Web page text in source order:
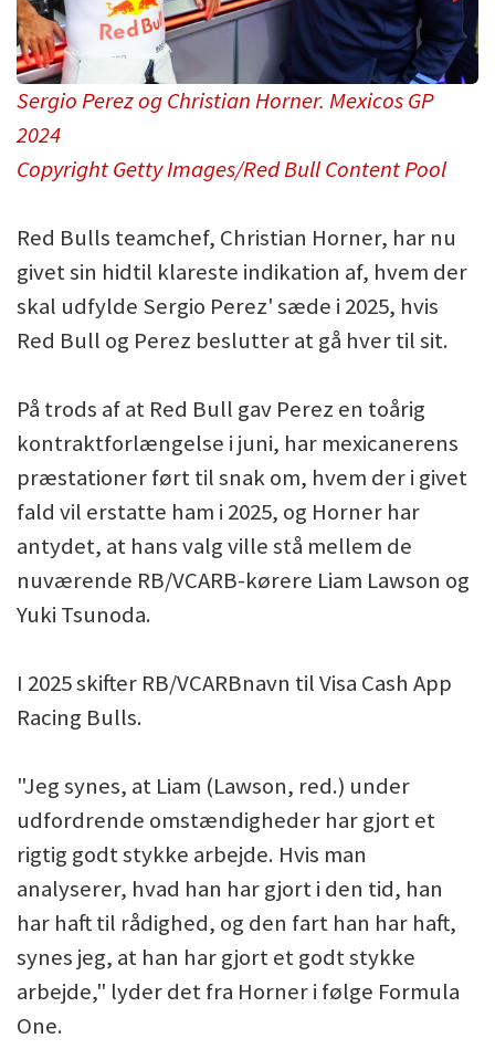
Sergio Perez og Christian Horner. Mexicos GP
2024
Copyright Getty Images/Red Bull Content Pool
Red Bulls teamchef, Christian Horner, har nu
givet sin hidtil klareste indikation af, hvem der
skal udfylde Sergio Perez' sæde i 2025, hvis
Red Bull og Perez beslutter at gå hver til sit.
På trods af at Red Bull gav Perez en toårig
kontraktforlængelse i juni, har mexicanerens
præstationer ført til snak om, hvem der i givet
fald vil erstatte ham i 2025, og Horner har
antydet, at hans valg ville stå mellem de
nuværende RB/VCARB-kørere Liam Lawson og
Yuki Tsunoda.
I 2025 skifter RB/VCARBnavn til Visa Cash App
Racing Bulls.
"Jeg synes, at Liam (Lawson, red.) under
udfordrende omstændigheder har gjort et
rigtig godt stykke arbejde. Hvis man
analyserer, hvad han har gjort i den tid, han
har haft til rådighed, og den fart han har haft,
synes jeg, at han har gjort et godt stykke
arbejde," lyder det fra Horner i følge Formula
One.